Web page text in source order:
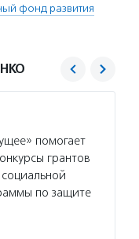
фонд развития
помогает
грантов
по защите